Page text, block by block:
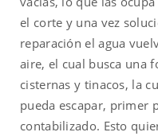
el corte y una vez
reparación el agua
aire, el cual busca una
cisternas y tinacos, la
pueda escapar, primer
contabilizado. Esto